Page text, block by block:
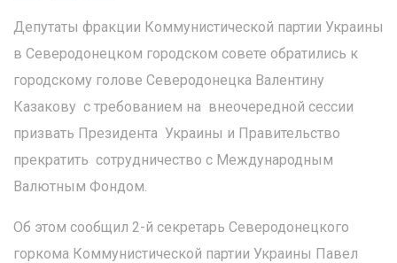
Депутаты фракции Коммунистической партии Украины
в Северодонецком городском совете обратились к
городскому голове Северодонецка Валентину
Казакову с требованием на внеочередной сессии
призвать Президента Украины и Правительство
прекратить сотрудничество с Международным
Валютным Фондом.
Об этом сообщил 2-й секретарь Северодонецкого
горкома Коммунистической партии Украины Павел